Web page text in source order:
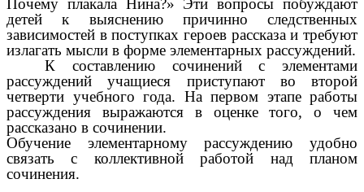
Почему плакала Нина?» Эти вопросы побуждают
детей к выяснению причинно следственных
зависимостей в поступках героев рассказа и требуют
излагать мысли в форме элементарных рассуждений.
К составлению сочинений с элементами
рассуждений учащиеся приступают во второй
четверти учебного года. На первом этапе работы
рассуждения выражаются в оценке того, о чем
рассказано в сочинении.
Обучение элементарному рассуждению удобно
связать с коллективной работой над планом
сочинения.